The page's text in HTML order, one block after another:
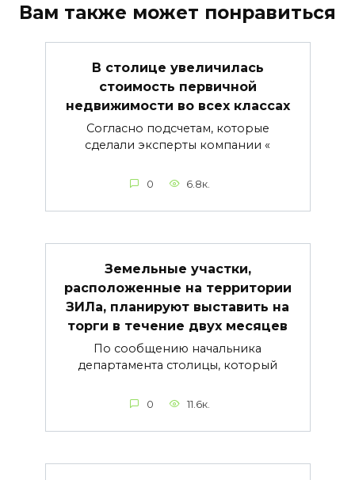
Вам также может понравиться
В столице увеличилась
стоимость первичной
недвижимости во всех классах
Согласно подсчетам, которые
сделали эксперты компании «
0 6.8к.
Земельные участки,
расположенные на территории
ЗИЛа, планируют выставить на
торги в течение двух месяцев
По сообщению начальника
департамента столицы, который
0 11.6к.